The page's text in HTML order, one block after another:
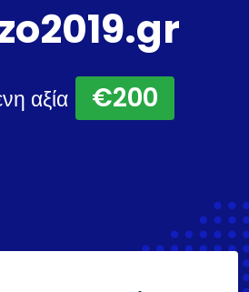
αξία €200